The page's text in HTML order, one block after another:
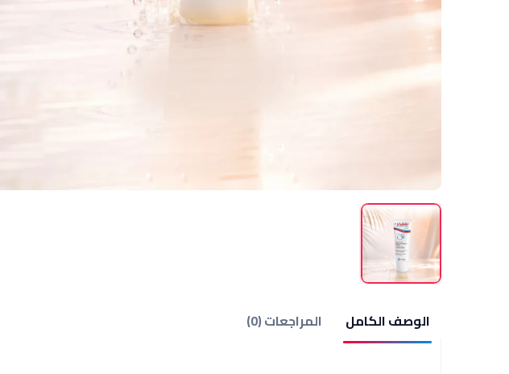
الوصف الكامل المراجعات (0)